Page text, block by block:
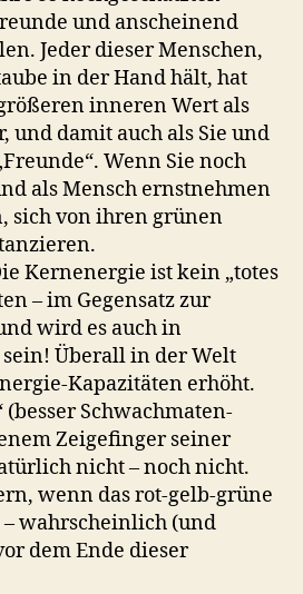
und anscheinend
Jeder dieser Menschen,
in der Hand hält, hat
inneren Wert als
und damit auch als Sie und
Wenn Sie noch
als Mensch ernstnehmen
sich von ihren grünen
Kernenergie ist kein „totes
– im Gegensatz zur
wird es auch in
Überall in der Welt
Kapazitäten erhöht.
Schwachmaten-
Zeigefinger seiner
nicht – noch nicht.
wenn das rot-gelb-grüne
wahrscheinlich (und
dem Ende dieser